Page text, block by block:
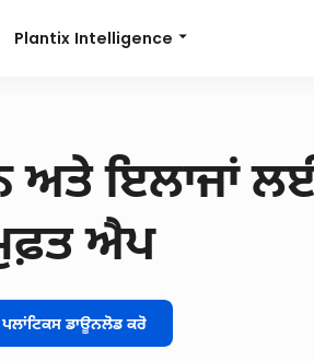
Plantix Intelligence
ਅਤੇ ਇਲਾਜਾਂ
ਐਪ
ਪਲਾਂਟਿਕਸ ਡਾਊਨਲੋਡ ਕਰੋ